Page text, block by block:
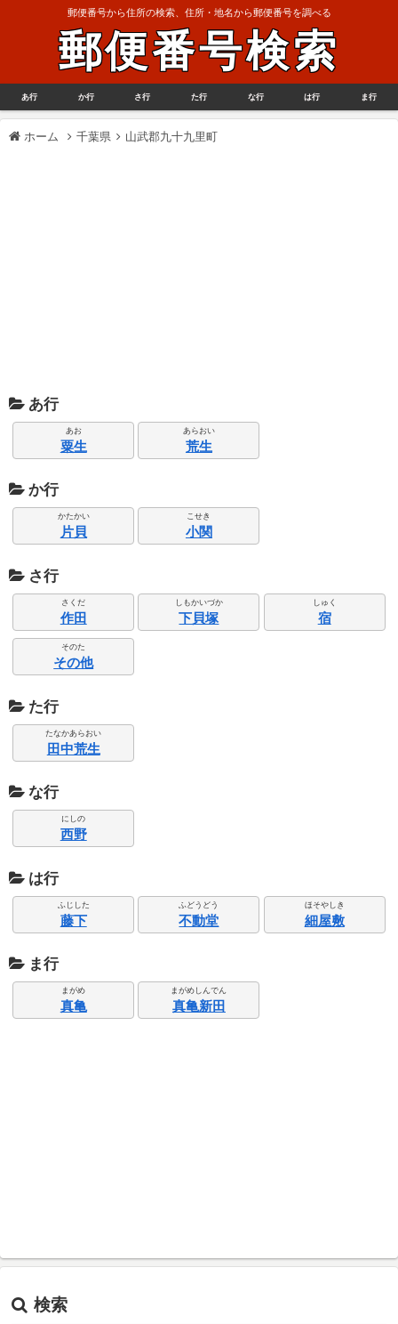
郵便番号から住所の検索、住所・地名から郵便番号を調べる
郵便番号検索
あ行 か行 さ行 た行 な行 は行 ま行
ホーム 千葉県 山武郡九十九里町
あ行
あお
粟生
あらおい
荒生
か行
かたかい
片貝
こせき
小関
さ行
さくだ
作田
しもかいづか
下貝塚
しゅく
宿
そのた
その他
た行
たなかあらおい
田中荒生
な行
にしの
西野
は行
ふじした
藤下
ふどうどう
不動堂
ほそやしき
細屋敷
ま行
まがめ
真亀
まがめしんでん
真亀新田
検索